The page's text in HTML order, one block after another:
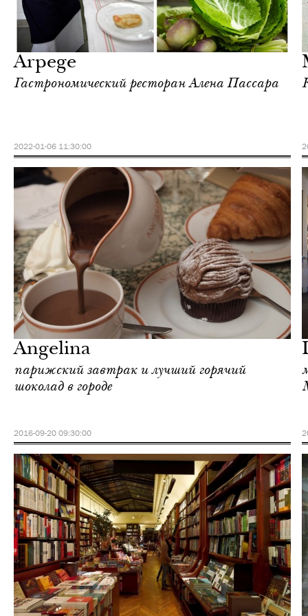
Arpege
Гастрономический ресторан Алена Пассара
2022-01-06 11:30:00
Angelina
парижский завтрак и лучший горячий
шоколад в городе
2016-09-20 09:30:00